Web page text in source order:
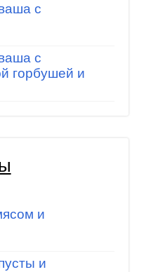
с
с
горбушей и
и
и